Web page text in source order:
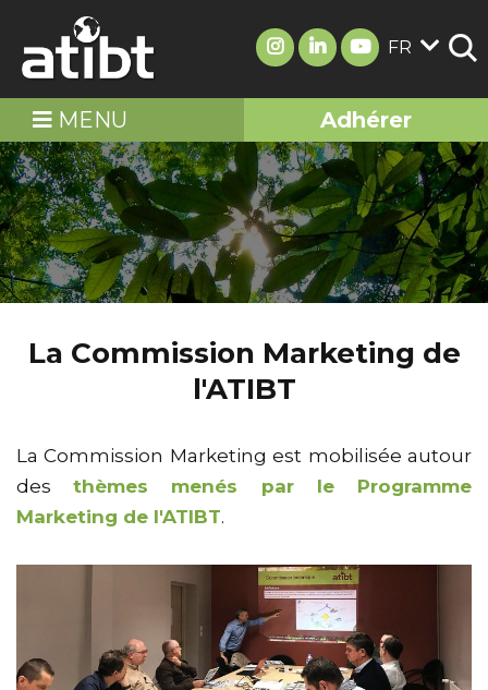
FR
MENU Adhérer
La Commission Marketing de
l'ATIBT
La Commission Marketing est mobilisée autour
desthèmes menés par le Programme
Marketing de l'ATIBT.